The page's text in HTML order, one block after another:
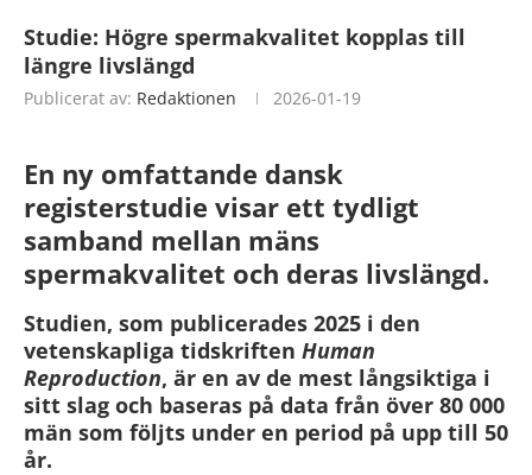
Studie: Högre spermakvalitet kopplas till
längre livslängd
Publicerat av: Redaktionen 2026-01-19
En ny omfattande dansk
registerstudie visar ett tydligt
samband mellan mäns
spermakvalitet och deras livslängd.
Studien, som publicerades 2025 i den
vetenskapliga tidskriften Human
Reproduction, är en av de mest långsiktiga i
sitt slag och baseras på data från över 80 000
män som följts under en period på upp till 50
år.